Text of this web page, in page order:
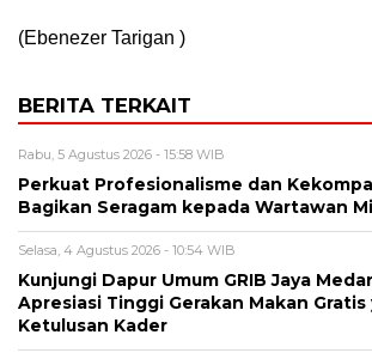
(Ebenezer Tarigan )
BERITA TERKAIT
Rabu, 5 Agustus 2026 - 15:58 WIB
Perkuat Profesionalisme dan
Bagikan Seragam kepada Wartawan
Selasa, 4 Agustus 2026 - 10:54 WIB
Kunjungi Dapur Umum GRIB Jaya
Apresiasi Tinggi Gerakan Makan
Ketulusan Kader